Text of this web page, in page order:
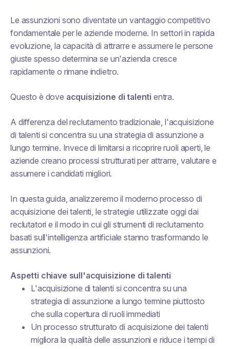
Le assunzioni sono diventate un vantaggio competitivo
fondamentale per le aziende moderne. In settori in rapida
evoluzione, la capacità di attrarre e assumere le persone
giuste spesso determina se un'azienda cresce
rapidamente o rimane indietro.
Questo è dove acquisizione di talenti entra.
A differenza del reclutamento tradizionale, l'acquisizione
di talenti si concentra su una strategia di assunzione a
lungo termine. Invece di limitarsi a ricoprire ruoli aperti, le
aziende creano processi strutturati per attrarre, valutare e
assumere i candidati migliori.
In questa guida, analizzeremo il moderno processo di
acquisizione dei talenti, le strategie utilizzate oggi dai
reclutatori e il modo in cui gli strumenti di reclutamento
basati sull'intelligenza artificiale stanno trasformando le
assunzioni.
Aspetti chiave sull'acquisizione di talenti
L'acquisizione di talenti si concentra su una
strategia di assunzione a lungo termine piuttosto
che sulla copertura di ruoli immediati
Un processo strutturato di acquisizione dei talenti
migliora la qualità delle assunzioni e riduce i tempi di